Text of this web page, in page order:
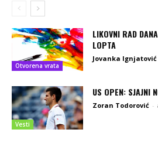
Otvorena vrata
LIKOVNI RAD
LOPTA
Jovanka Ignjatović
Vesti
US OPEN: SJAJNI
Zoran Todorović -